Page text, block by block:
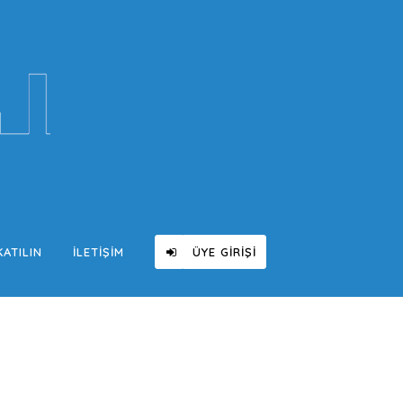
İLETIŞIM ÜYE GIRIŞI